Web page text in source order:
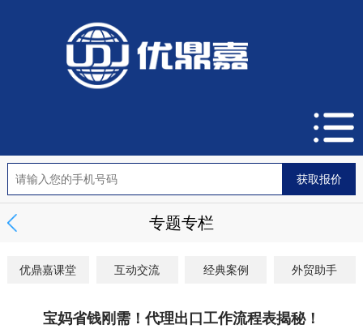
专题专栏
优鼎嘉课堂 互动交流 经典案例 外贸助手
宝妈省钱刚需！代理出口工作流程表揭秘！